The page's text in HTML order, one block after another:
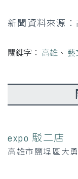
新聞資料來源
關鍵字： 高雄 、 藝
expo 駁二店
高雄市鹽埕區大